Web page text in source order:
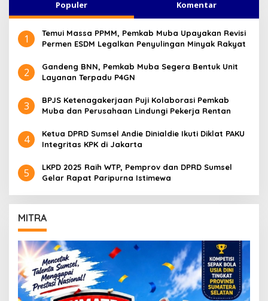
Populer Komentar
1
Temui Massa PPMM, Pemkab Muba Upayakan Revisi
Permen ESDM Legalkan Penyulingan Minyak Rakyat
2
Gandeng BNN, Pemkab Muba Segera Bentuk Unit
Layanan Terpadu P4GN
3
BPJS Ketenagakerjaan Puji Kolaborasi Pemkab
Muba dan Perusahaan Lindungi Pekerja Rentan
4
Ketua DPRD Sumsel Andie Dinialdie Ikuti Diklat PAKU
Integritas KPK di Jakarta
5
LKPD 2025 Raih WTP, Pemprov dan DPRD Sumsel
Gelar Rapat Paripurna Istimewa
MITRA